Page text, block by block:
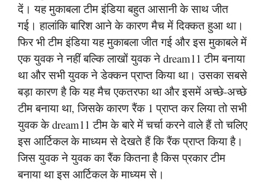
दें। यह मुकाबला टीम इंडिया बहुत आसानी के साथ जीत
गई। हालांकि बारिश आने के कारण मैच में दिक्कत हुआ था।
फिर भी टीम इंडिया यह मुकाबला जीत गई और इस मुकाबले में
एक युवक ने नहीं बल्कि लाखों युवक ने dream11 टीम बनाया
था और सभी युवक ने डेक्कन प्राप्त किया था। उसका सबसे
बड़ा कारण है कि यह मैच एकतरफा था और इसमें अच्छे-अच्छे
टीम बनाया था, जिसके कारण रैंक 1 प्राप्त कर लिया तो सभी
युवक के dream11 टीम के बारे में चर्चा करने वाले हैं तो चलिए
इस आर्टिकल के माध्यम से देखते हैं कि रैंक प्राप्त किया है।
जिस युवक ने युवक का रैंक कितना है किस प्रकार टीम
बनाया था इस आर्टिकल के माध्यम से।